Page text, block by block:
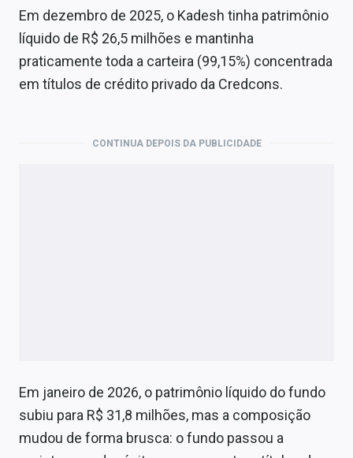
Em dezembro de 2025, o Kadesh tinha patrimônio
líquido de R$ 26,5 milhões e mantinha
praticamente toda a carteira (99,15%) concentrada
em títulos de crédito privado da Credcons.
CONTINUA DEPOIS DA PUBLICIDADE
Em janeiro de 2026, o patrimônio líquido do fundo
subiu para R$ 31,8 milhões, mas a composição
mudou de forma brusca: o fundo passou a